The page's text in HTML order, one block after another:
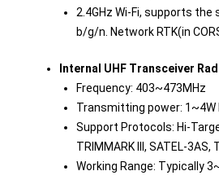
2.4GHz Wi-Fi, supports
b/g/n. Network RTK(in
Internal UHF Transceiver
Frequency: 403~473MHz
Transmitting power: 1~4W
Support Protocols: Hi-
TRIMMARK III, SATEL-3AS,
Working Range: Typically